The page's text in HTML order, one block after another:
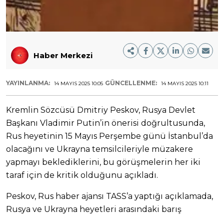
Haber Merkezi
YAYINLANMA: 14 MAYIS 2025 10:05 GÜNCELLENME: 14 MAYIS 2025 10:11
Kremlin Sözcüsü Dmitriy Peskov, Rusya Devlet
Başkanı Vladimir Putin’in önerisi doğrultusunda,
Rus heyetinin 15 Mayıs Perşembe günü İstanbul’da
olacağını ve Ukrayna temsilcileriyle müzakere
yapmayı beklediklerini, bu görüşmelerin her iki
taraf için de kritik olduğunu açıkladı.
Peskov, Rus haber ajansı TASS’a yaptığı açıklamada,
Rusya ve Ukrayna heyetleri arasındaki barış